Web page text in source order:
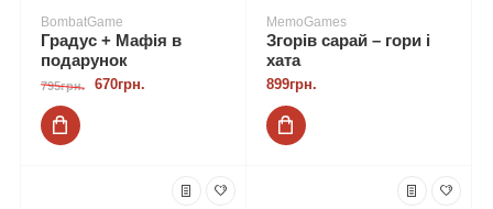
BombatGame
Градус + Мафія в
подарунок
795грн. 670грн.
MemoGames
Згорів сарай – гори і
хата
899грн.